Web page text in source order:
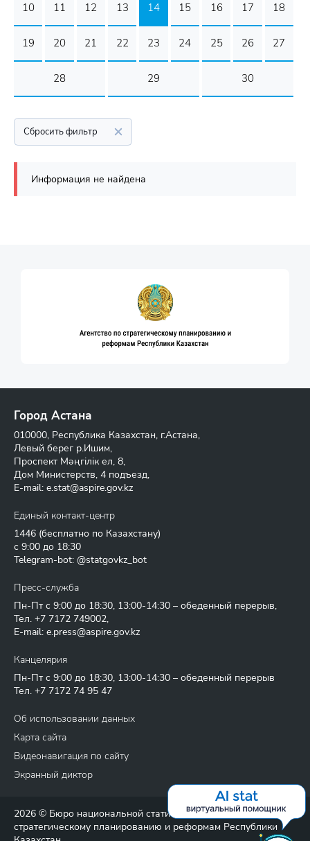
10 11 12 13 14 15 16 17 18
19 20 21 22 23 24 25 26 27
28 29 30
Сбросить фильтр
Информация не найдена
Город Астана
010000, Республика Казахстан, г.Астана,
Левый берег р.Ишим,
Проспект Мәңгілік ел, 8,
Дом Министерств, 4 подъезд,
E-mail: e.stat@aspire.gov.kz
Единый контакт-центр
1446 (бесплатно по Казахстану)
с 9:00 до 18:30
Telegram-bot: @statgovkz_bot
Пресс-служба
Пн-Пт с 9:00 до 18:30, 13:00-14:30 – обеденный перерыв,
Тел. +7 7172 749002,
E-mail: e.press@aspire.gov.kz
Канцелярия
Пн-Пт с 9:00 до 18:30, 13:00-14:30 – обеденный перерыв
Тел. +7 7172 74 95 47
Об использовании данных
Карта сайта
Видеонавигация по сайту
Экранный диктор
2026 © Бюро национальной статистики Агентства по
стратегическому планированию и реформам Республики